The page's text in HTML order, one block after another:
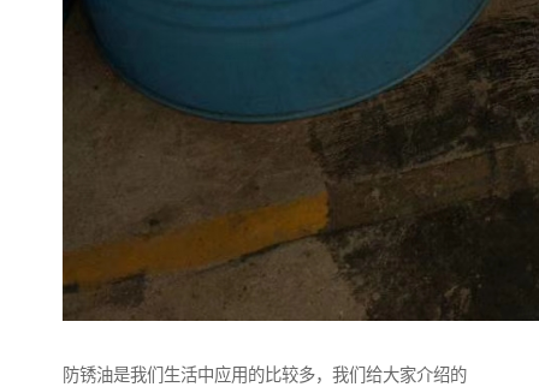
防锈油是我们生活中应用的比较多，我们给大家介绍的